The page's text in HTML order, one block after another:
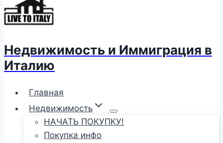
Недвижимость и Иммиграция в
Италию
Главная
Недвижимость
НАЧАТЬ ПОКУПКУ!
Покупка инфо